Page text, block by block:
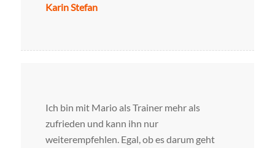
Karin Stefan
Ich bin mit Mario als Trainer mehr als
zufrieden und kann ihn nur
weiterempfehlen. Egal, ob es darum geht